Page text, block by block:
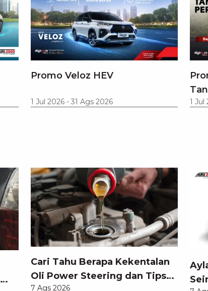
Promo Veloz HEV
1 Jul 2026 - 31 Ags 2026 1 Jul
Cari Tahu Berapa Kekentalan
Oli Power Steering dan Tips
7 Ags 2026